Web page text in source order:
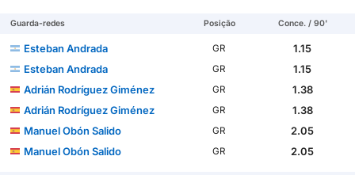
Guarda-redes Posição Conce. / 90'
Esteban Andrada GR
1.15
Esteban Andrada
GR
1.15
Adrián Rodríguez Giménez
GR
1.38
Adrián Rodríguez Giménez
GR
1.38
Manuel Obón Salido
GR
2.05
Manuel Obón Salido
GR 2.05